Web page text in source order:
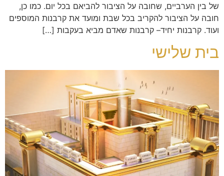
של בין הערביים, שחובה על הציבור להביאם בכל יום. כמו כן,
חובה על הציבור להקריב בכל שבת ומועד את קרבנות המוספים
ועוד. קרבנות יחיד– קרבנות שאדם מביא בעקבות […]
בית שלישי